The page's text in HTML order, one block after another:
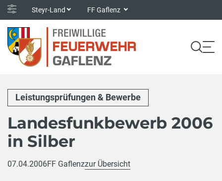
Steyr-Land FF Gaflenz
Leistungsprüfungen & Bewerbe
Landesfunkbewerb 2006
in Silber
07.04.2006FF Gaflenzzur Übersicht